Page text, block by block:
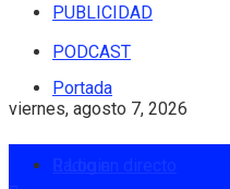
PUBLICIDAD
PODCAST
viernes, agosto 7, 2026
Portada